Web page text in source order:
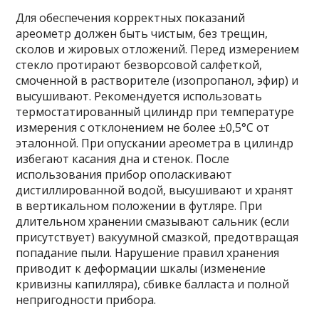
Для обеспечения корректных показаний
ареометр должен быть чистым, без трещин,
сколов и жировых отложений. Перед измерением
стекло протирают безворсовой салфеткой,
смоченной в растворителе (изопропанол, эфир) и
высушивают. Рекомендуется использовать
термостатированный цилиндр при температуре
измерения с отклонением не более ±0,5°C от
эталонной. При опускании ареометра в цилиндр
избегают касания дна и стенок. После
использования прибор ополаскивают
дистиллированной водой, высушивают и хранят
в вертикальном положении в футляре. При
длительном хранении смазывают сальник (если
присутствует) вакуумной смазкой, предотвращая
попадание пыли. Нарушение правил хранения
приводит к деформации шкалы (изменение
кривизны капилляра), сбивке балласта и полной
непригодности прибора.